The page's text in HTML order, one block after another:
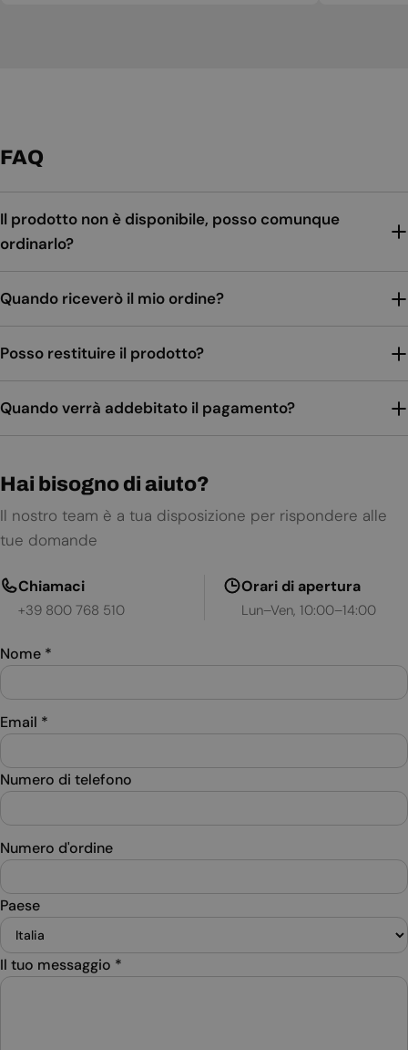
FAQ
Il prodotto non è disponibile, posso comunque
ordinarlo?
Quando riceverò il mio ordine?
Posso restituire il prodotto?
Quando verrà addebitato il pagamento?
Hai bisogno di aiuto?
Il nostro team è a tua disposizione per rispondere alle
tue domande
Chiamaci
+39 800 768 510
Orari di apertura
Lun–Ven, 10:00–14:00
Nome *
Email *
Numero di telefono
Numero d'ordine
Paese
Il tuo messaggio *